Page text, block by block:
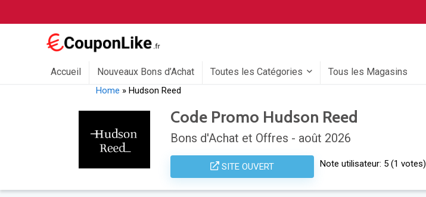
Accueil Nouveaux Bons d’Achat Toutes les Catégories Tous les Magasins
Home »Hudson Reed
Code Promo Hudson Reed
Bons d'Achat et Offres - août 2026
SITE OUVERT Note utilisateur: 5 (1 votes)